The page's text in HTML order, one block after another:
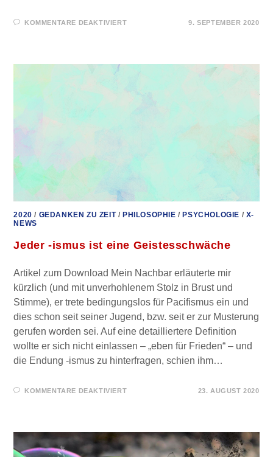
KOMMENTARE DEAKTIVIERTFÜR
9. SEPTEMBER 2020
2020 / GEDANKEN ZU ZEIT/ PHILOSOPHIE / PSYCHOLOGIE / X-
NEWS
Jeder -ismus ist eine Geistesschwäche
Artikel zum Download Mein Nachbar erläuterte mir
kürzlich (und mit unverhohlenem Stolz in Brust und
Stimme), er trete bedingungslos für Pacifismus ein und
dies schon seit seiner Jugend, bzw. seit er zur Musterung
gerufen worden sei. Auf eine detailliertere Definition
wollte er sich nicht einlassen – „eben für Frieden“ – und
die Endung -ismus zu hinterfragen, schien ihm…
KOMMENTARE DEAKTIVIERTFÜR
EINE
GEISTESSCHWÄCHE
23. AUGUST 2020